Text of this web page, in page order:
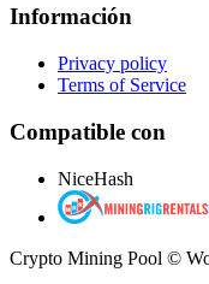
Información
Privacy policy
Terms of Service
Compatible con
NiceHash
Crypto Mining Pool ©